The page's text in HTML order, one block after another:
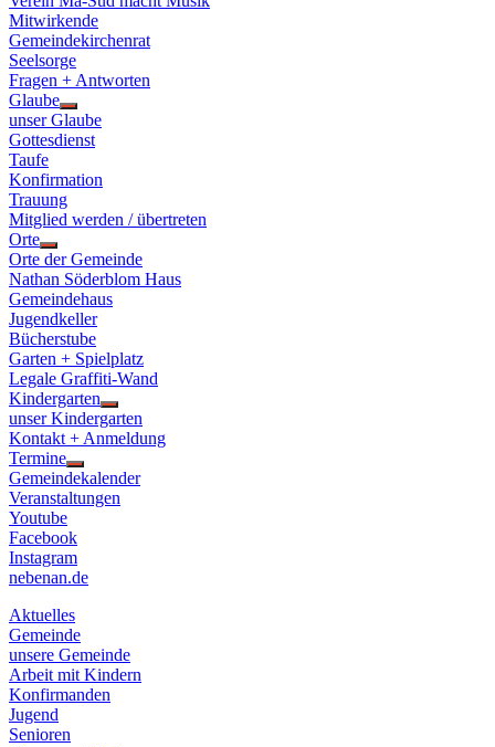
Mitwirkende
Gemeindekirchenrat
Seelsorge
Fragen + Antworten
Glaube
Show
sub
menu
unser Glaube
Gottesdienst
Taufe
Konfirmation
Trauung
Mitglied werden / übertreten
Orte
Show
sub
menu
Orte der Gemeinde
Nathan Söderblom Haus
Gemeindehaus
Jugendkeller
Bücherstube
Garten + Spielplatz
Legale Graffiti-Wand
Kindergarten
Show
sub
menu
unser Kindergarten
Kontakt + Anmeldung
Termine
Show
sub
menu
Gemeindekalender
Veranstaltungen
Youtube
Facebook
Instagram
nebenan.de
Aktuelles
Gemeinde
unsere Gemeinde
Arbeit mit Kindern
Konfirmanden
Jugend
Senioren